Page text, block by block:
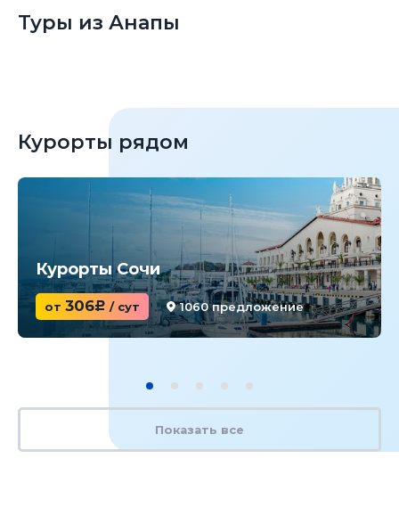
Туры из Анапы
Курорты рядом
Курорты Сочи
от 306c / сут 1060 предложение
Показать все